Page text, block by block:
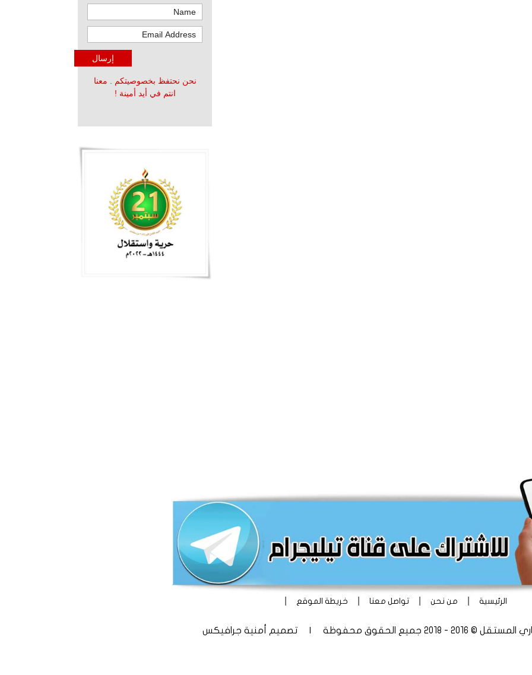
نحن نحتفظ بخصوصيتكم . معنا
انتم في أيد أمينة !
الرئيسية من نحن تواصل معنا خريطة الموقع
2018 جميع الحقوق محفوظة | تصميم أمنية جرافيكس